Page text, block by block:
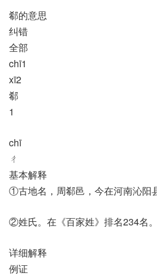
郗的意思
纠错
全部
chī1
xī2
郗
1
chī
ㄔ
基本解释
①古地名，周郗邑，今在河南沁阳
②姓氏。在《百家姓》排名234名。
详细解释
例证